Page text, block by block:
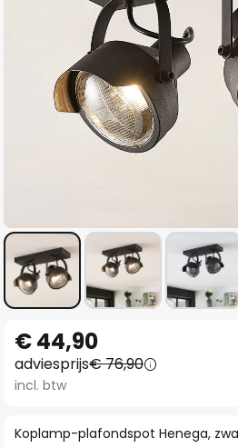
naar
het
begin
de
Koplamp-plafondspot Henega,
€ 44,90
adviesprijs€ 76,90
incl. btw